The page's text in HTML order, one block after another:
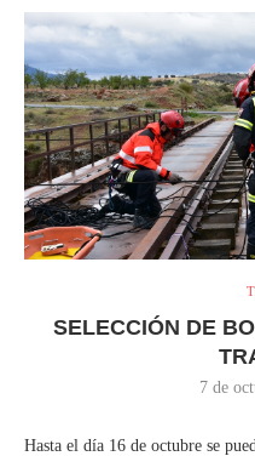
SELECCIÓN DE
7 de
Hasta el día 16 de octubre se